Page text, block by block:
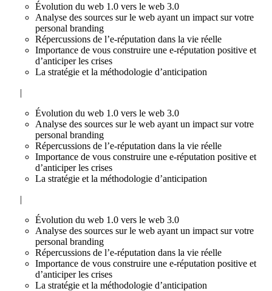
Évolution du web 1.0 vers le web 3.0
Analyse des sources sur le web ayant un impact sur votre
personal branding
Répercussions de l’e-réputation dans la vie réelle
Importance de vous construire une e-réputation positive et
d’anticiper les crises
La stratégie et la méthodologie d’anticipation
|
Évolution du web 1.0 vers le web 3.0
Analyse des sources sur le web ayant un impact sur votre
personal branding
Répercussions de l’e-réputation dans la vie réelle
Importance de vous construire une e-réputation positive et
d’anticiper les crises
La stratégie et la méthodologie d’anticipation
|
Évolution du web 1.0 vers le web 3.0
Analyse des sources sur le web ayant un impact sur votre
personal branding
Répercussions de l’e-réputation dans la vie réelle
Importance de vous construire une e-réputation positive et
d’anticiper les crises
La stratégie et la méthodologie d’anticipation